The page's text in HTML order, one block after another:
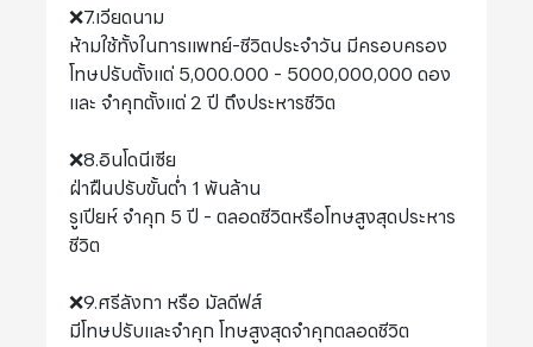
❌7.เวียดนาม
ห้ามใช้ทั้งในการแพทย์-ชีวิตประจำวัน มีครอบครอง
โทษปรับตั้งแต่ 5,000.000 - 5000,000,000 ดอง
และ จำคุกตั้งแต่ 2 ปี ถึงประหารชีวิต
❌8.อินโดนีเซีย
ฝ่าฝืนปรับขั้นต่ำ 1 พันล้าน
รูเปียห์ จำคุก 5 ปี - ตลอดชีวิตหรือโทษสูงสุดประหาร
ชีวิต
❌9.ศรีลังกา หรือ มัลดีฟส์
มีโทษปรับและจำคุก โทษสูงสุดจำคุกตลอดชีวิต